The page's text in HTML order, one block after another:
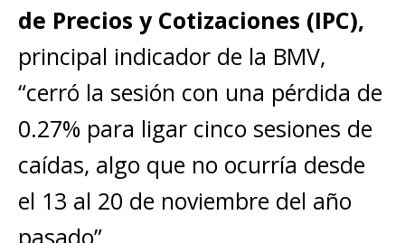
de Precios y Cotizaciones (IPC),
principal indicador de la BMV,
“cerró la sesión con una pérdida de
0.27% para ligar cinco sesiones de
caídas, algo que no ocurría desde
el 13 al 20 de noviembre del año
pasado”.